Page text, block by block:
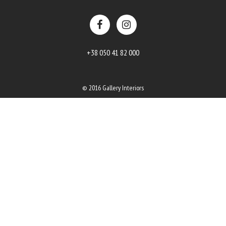
+38 050 41 82 000
© 2016 Gallery Interiors